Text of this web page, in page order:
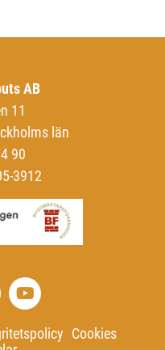
AB
11
län
90
3912
Y
o
t
Cookies